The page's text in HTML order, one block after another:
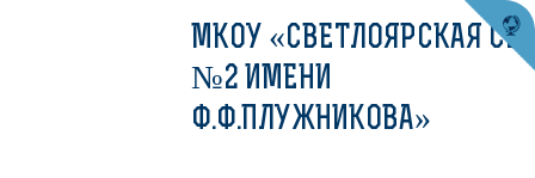
МКОУ «СВЕТЛОЯРСКАЯ СШ
№2 ИМЕНИ
Ф.Ф.ПЛУЖНИКОВА»